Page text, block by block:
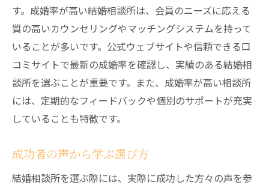
す。成婚率が高い結婚相談所は、会員のニーズに応える
質の高いカウンセリングやマッチングシステムを持って
いることが多いです。公式ウェブサイトや信頼できる口
コミサイトで最新の成婚率を確認し、実績のある結婚相
談所を選ぶことが重要です。また、成婚率が高い相談所
には、定期的なフィードバックや個別のサポートが充実
していることも特徴です。
成功者の声から学ぶ選び方
結婚相談所を選ぶ際には、実際に成功した方々の声を参